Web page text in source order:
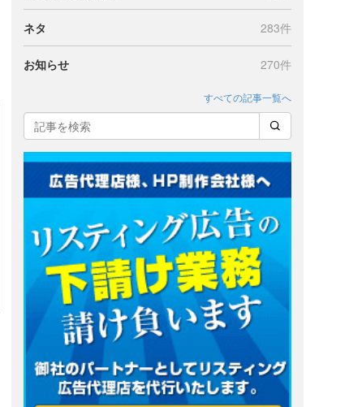
ネタ 283件
お知らせ 270件
すべての記事一覧へ